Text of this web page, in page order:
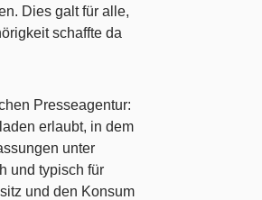
Dies galt für alle,
schaffte da
Presseagentur:
erlaubt, in dem
unter
und typisch für
und den Konsum